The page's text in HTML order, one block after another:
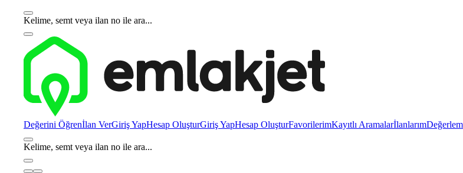
Kelime, semt veya ilan no ile ara...
Değerini Öğrenİlan VerGiriş YapHesap OluşturGiriş YapHesap OluşturFavorilerimKayıtlı Aramalarİlanlarım
Kelime, semt veya ilan no ile ara...